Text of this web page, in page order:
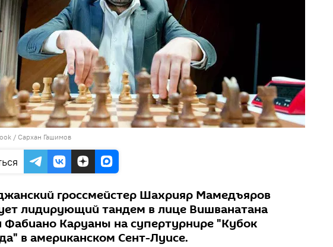
/ Сархан Гашимов
гроссмейстер Шахрияр Мамедъяров
лидирующий тандем в лице Вишванатана
Фабиано Каруаны на супертурнире "Кубок
в американском Сент-Луисе.